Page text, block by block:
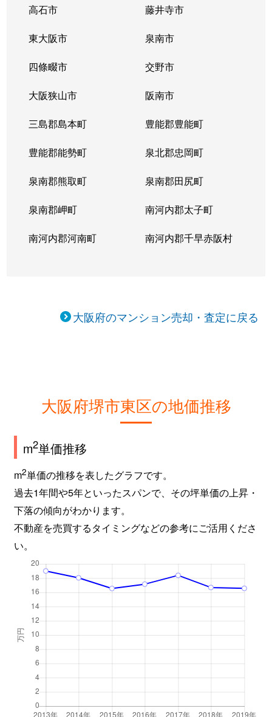
高石市 藤井寺市
東大阪市 泉南市
四條畷市 交野市
大阪狭山市 阪南市
三島郡島本町 豊能郡豊能町
豊能郡能勢町 泉北郡忠岡町
泉南郡熊取町 泉南郡田尻町
泉南郡岬町 南河内郡太子町
南河内郡河南町 南河内郡千早赤阪村
大阪府のマンション売却・査定に戻る
大阪府堺市東区の地価推移
m2単価推移
m2単価の推移を表したグラフです。
過去1年間や5年といったスパンで、その坪単価の上昇・
下落の傾向がわかります。
不動産を売買するタイミングなどの参考にご活用くださ
い。